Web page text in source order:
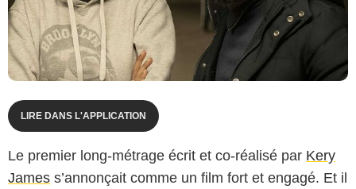
LIRE DANS L'APPLICATION
Le premier long-métrage écrit et co-réalisé par Kery
James s’annonçait comme un film fort et engagé. Et il